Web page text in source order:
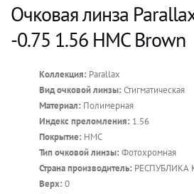
Очковая линза
-0.75 1.56 HMC Brown
Коллекция: Parallax
Вид очковой линзы: Стигматическая
Материал: Полимерная
Индекс преломления: 1.56
Покрытие: HMC
Тип очковой линзы: Фотохромная
Страна производитель: РЕСПУБЛИКА
Верх: 0